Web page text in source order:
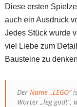
Diese ersten
auch ein Ausdruck
Jedes Stück wurde
viel Liebe zum
Bausteine zu
Der Name „LEGO“
Wörter „leg godt“,